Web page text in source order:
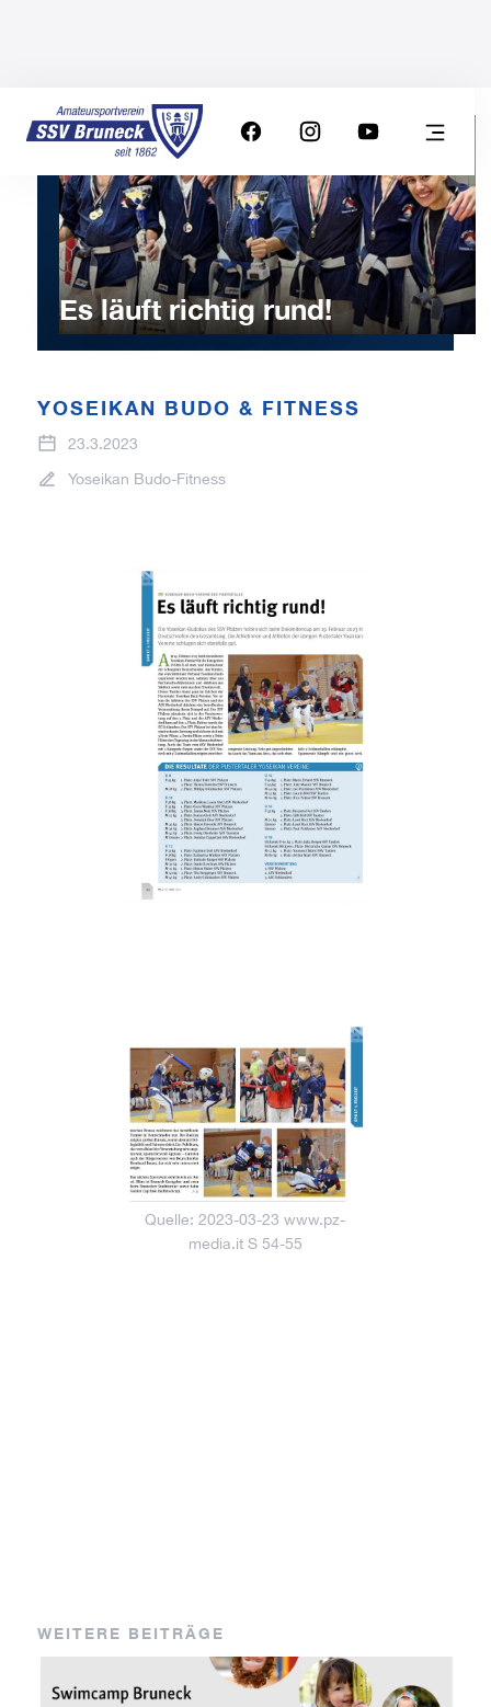
Es läuft richtig rund!
YOSEIKAN BUDO & FITNESS
23.3.2023
Yoseikan Budo-Fitness
Quelle: 2023-03-23 www.pz-
media.it S 54-55
WEITERE BEITRÄGE